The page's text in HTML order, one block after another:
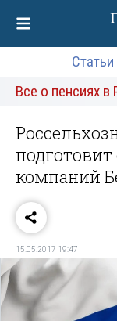
Статьи
Все о пенсиях в
компаний
15.05.2017 19:47